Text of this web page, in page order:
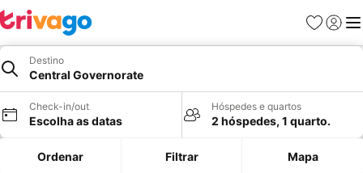
Favoritos
Iniciar
Destino
Central Governorate
Check-in/out
Escolha as datas
Hóspedes e quartos
2 hóspedes, 1 quarto.
Ordenar Filtrar Mapa